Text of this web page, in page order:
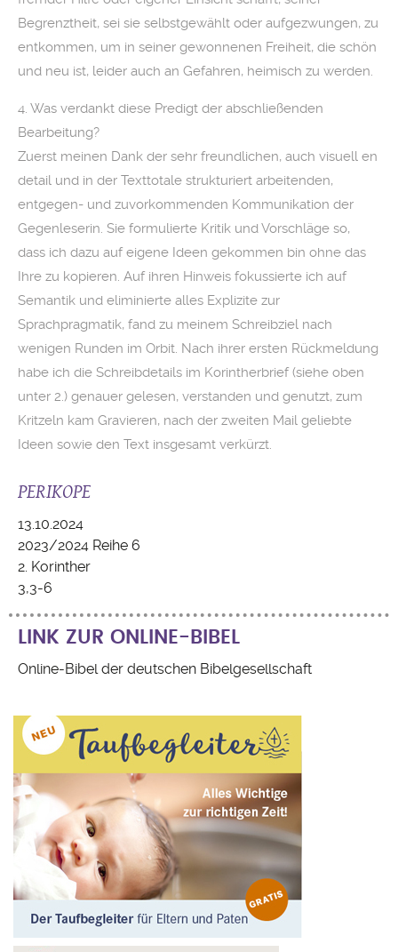
Begrenztheit, sei sie selbstgewählt oder aufgezwungen, zu
entkommen, um in seiner gewonnenen Freiheit, die schön
und neu ist, leider auch an Gefahren, heimisch zu werden.
4. Was verdankt diese Predigt der abschließenden
Bearbeitung?
Zuerst meinen Dank der sehr freundlichen, auch visuell en
detail und in der Texttotale strukturiert arbeitenden,
entgegen- und zuvorkommenden Kommunikation der
Gegenleserin. Sie formulierte Kritik und Vorschläge so,
dass ich dazu auf eigene Ideen gekommen bin ohne das
Ihre zu kopieren. Auf ihren Hinweis fokussierte ich auf
Semantik und eliminierte alles Explizite zur
Sprachpragmatik, fand zu meinem Schreibziel nach
wenigen Runden im Orbit. Nach ihrer ersten Rückmeldung
habe ich die Schreibdetails im Korintherbrief (siehe oben
unter 2.) genauer gelesen, verstanden und genutzt, zum
Kritzeln kam Gravieren, nach der zweiten Mail geliebte
Ideen sowie den Text insgesamt verkürzt.
PERIKOPE
13.10.2024
2023/2024 Reihe 6
2. Korinther
3,3-6
LINK ZUR ONLINE-BIBEL
Online-Bibel der deutschen Bibelgesellschaft